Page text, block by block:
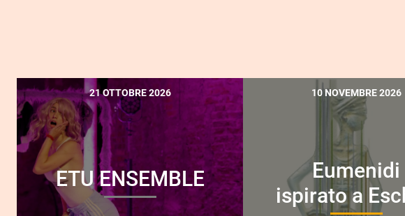
21 OTTOBRE 2026
ETU ENSEMBLE
10 NOVEMBRE 2026
Eumenidi
ispirato a